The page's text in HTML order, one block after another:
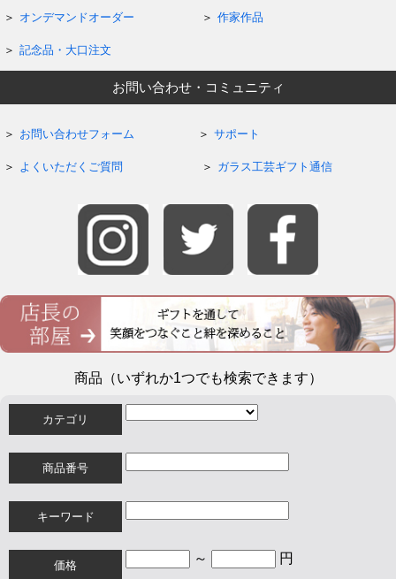
オンデマンドオーダー 作家作品
記念品・大口注文
お問い合わせ・コミュニティ
お問い合わせフォーム サポート
よくいただくご質問 ガラス工芸ギフト通信
商品（いずれか1つでも検索できます）
カテゴリ
商品番号
キーワード
価格 ～ 円